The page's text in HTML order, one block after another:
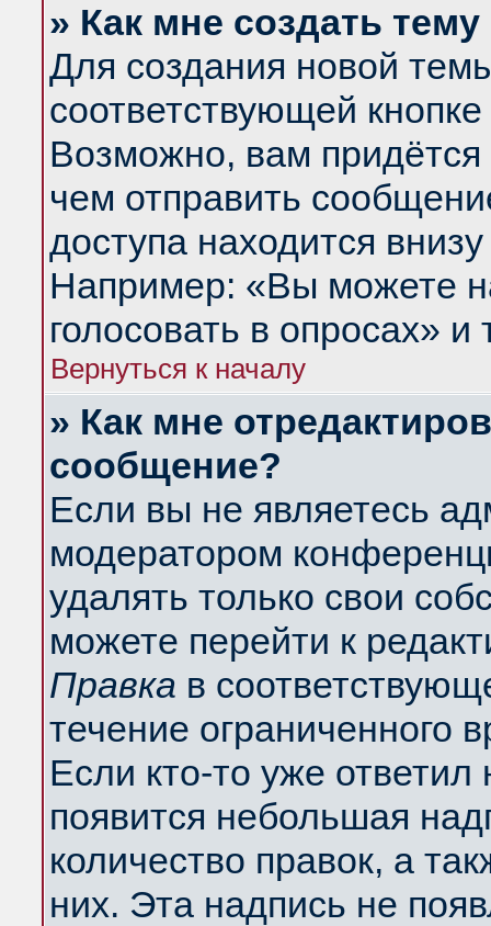
» Как мне создать
Для создания новой
соответствующей
Возможно, вам придётся
чем отправить
доступа находится
Например: «Вы можете
голосовать в опросах» и
Вернуться к началу
» Как мне
сообщение?
Если вы не являетесь
модератором
удалять только свои
можете перейти к
Правка в
течение ограниченного
Если кто-то уже
появится небольшая
количество правок, а
них. Эта надпись не